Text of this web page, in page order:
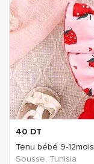
40 DT
Tenu bébé 9-12mois
Sousse, Tunisia